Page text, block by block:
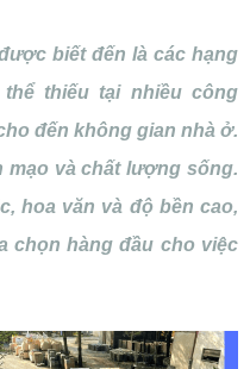
biết đến là các hạng
thiếu tại nhiều công
đến không gian nhà ở.
mạo và chất lượng sống.
hoa văn và độ bền cao,
chọn hàng đầu cho việc